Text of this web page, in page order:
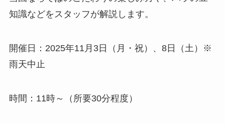
知識などをスタッフが解説します。
開催日：2025年11月3日（月・祝）、8日（土）※
雨天中止
時間：11時～（所要30分程度）